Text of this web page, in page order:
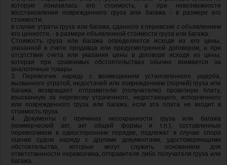
которую понизилась его стоимость, а при невозможности
восстановления поврежденного груза или багажа - в размере его
стоимости;
в случае утраты груза или багажа, сданного к перевозке с объявлением
его ценности, - в размере объявленной стоимости груза или багажа.
Стоимость груза или багажа определяется исходя из его цены,
указанной в счете продавца или предусмотренной договором, а при
отсутствии счета или указания цены в договоре исходя из цены,
которая при сравнимых обстоятельствах обычно взимается за
аналогичные товары.
3. Перевозчик наряду с возмещением установленного ущерба,
вызванного утратой, недостачей или повреждением (порчей) груза или
багажа, возвращает отправителю (получателю) провозную плату,
взысканную за перевозку утраченного, недостающего, испорченного
или поврежденного груза или багажа, если эта плата не входит в
стоимость груза.
4. Документы о причинах несохранности груза или багажа
(коммерческий акт, акт общей формы и т.п.), составленные
перевозчиком в одностороннем порядке, подлежат в случае спора
оценке судом наряду с другими документами, удостоверяющими
обстоятельства, которые могут служить основанием для
ответственности перевозчика, отправителя либо получателя груза или
багажа.